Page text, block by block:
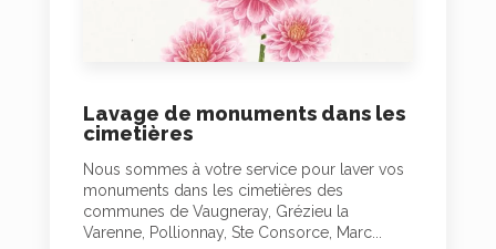
Lavage de monuments dans les
cimetières
Nous sommes à votre service pour laver vos
monuments dans les cimetières des
communes de Vaugneray, Grézieu la
Varenne, Pollionnay, Ste Consorce, Marc...